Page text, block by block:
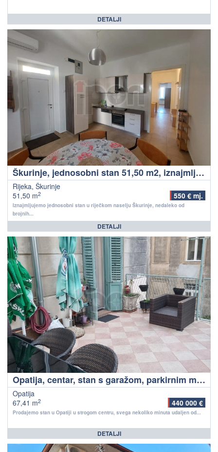
DETALJI
Škurinje, jednosobni stan 51,50 m2, iznajmljujemo!
Rijeka, Škurinje
51,50 m2 550 € mj.
Iznajmljujemo jednosobni stan u riječkom naselju Škurinje, nedaleko od
brojnih...
DETALJI
Opatija, centar, stan s garažom, parkirnim mjestom i terasom, top lokacija!
Opatija
67,41 m2 440 000 €
Prodajemo stan u Opatiji u strogom centru, svega nekoliko minuta udaljen od...
DETALJI